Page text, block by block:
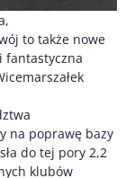
to także nowe
fantastyczna
na poprawę bazy
do tej pory 2,2
klubów